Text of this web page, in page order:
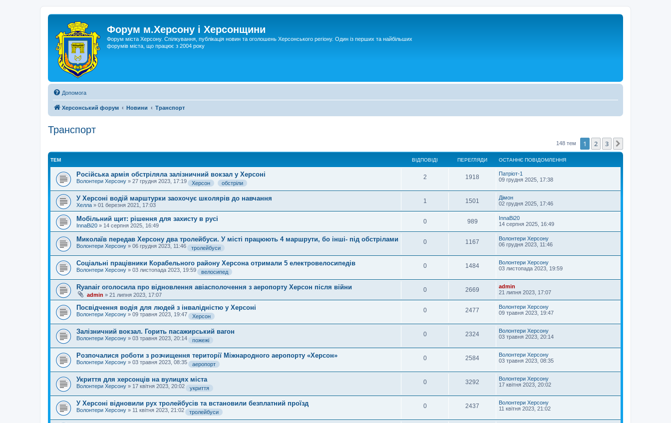
Форум м.Херсону і Херсонщини
Форум міста Херсону. Спілкування, публікація новин та оголошень Херсонського регіону. Один із перших та найбільших
форумів міста, що працює з 2004 року
Допомога
Херсонський форум Новини Транспорт
Транспорт
148 тем 1 2 3
ТЕМ ВІДПОВІДІ ПЕРЕГЛЯДИ ОСТАННЄ ПОВІДОМЛЕННЯ
Російська армія обстріляла залізничний вокзал у Херсоні
Волонтери Херсону » 27 грудня 2023, 17:19 Херсон обстріли
2 1918
Патріот-1
09 грудня 2025, 17:38
У Херсоні водій марштурки заохочує школярів до навчання
Хелла » 01 березня 2021, 17:03
1 1501
Дімон
02 грудня 2025, 17:46
Мобільний щит: рішення для захисту в русі
InnaBi20 » 14 серпня 2025, 16:49
0 989
InnaBi20
14 серпня 2025, 16:49
Миколаїв передав Херсону два тролейбуси. У місті працюють 4 маршрути, бо інші- під обстрілами
Волонтери Херсону » 06 грудня 2023, 11:46 тролейбуси
0 1167
Волонтери Херсону
06 грудня 2023, 11:46
Соціальні працівники Корабельного району Херсона отримали 5 електровелосипедів
Волонтери Херсону » 03 листопада 2023, 19:59 велосипед
0 1484
Волонтери Херсону
03 листопада 2023, 19:59
Ryanair оголосила про відновлення авіасполочення з аеропорту Херсон після війни
admin » 21 липня 2023, 17:07
0 2669
admin
21 липня 2023, 17:07
Посвідчення водія для людей з інвалідністю у Херсоні
Волонтери Херсону » 09 травня 2023, 19:47 Херсон
0 2477
Волонтери Херсону
09 травня 2023, 19:47
Залізничний вокзал. Горить пасажирський вагон
Волонтери Херсону » 03 травня 2023, 20:14 пожежі
0 2324
Волонтери Херсону
03 травня 2023, 20:14
Розпочалися роботи з розчищення території Міжнародного аеропорту «Херсон»
Волонтери Херсону » 03 травня 2023, 08:35 аеропорт
0 2584
Волонтери Херсону
03 травня 2023, 08:35
Укриття для херсонців на вулицях міста
Волонтери Херсону » 17 квітня 2023, 20:02 укриття
0 3292
Волонтери Херсону
17 квітня 2023, 20:02
У Херсоні відновили рух тролейбусів та встановили безплатний проїзд
Волонтери Херсону » 11 квітня 2023, 21:02 тролейбуси
0 2437
Волонтери Херсону
11 квітня 2023, 21:02